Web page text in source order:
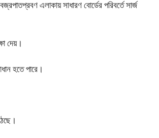
এলাকায় সাধারণ বোর্ডের পরিবর্তে সার্জ
দেয়।
হতে পারে।